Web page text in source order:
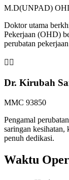
M.D(UNPAD)
Doktor utama
Pekerjaan (OHD)
perubatan
👩‍⚕️
Dr. Kirubah
MMC 93850
Pengamal
saringan kesihatan,
penuh dedikasi.
Waktu